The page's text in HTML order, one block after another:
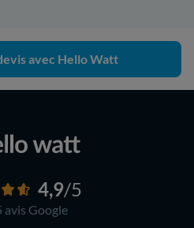
avec Hello Watt
4,9/5
avis Google